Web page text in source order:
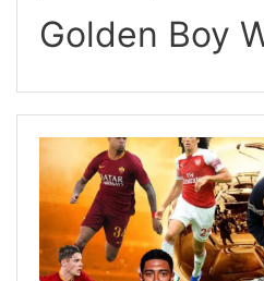
Golden Boy